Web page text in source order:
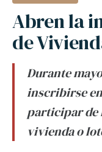
Abren la
de
Durante
inscribirse
participar de
vivienda o